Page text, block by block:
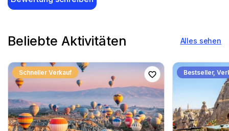
Beliebte Aktivitäten Alles sehen
Schneller Verkauf Bestseller,